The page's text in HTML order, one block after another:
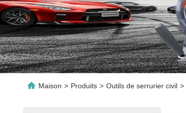
Maison > Produits > Outils de serrurier civil >